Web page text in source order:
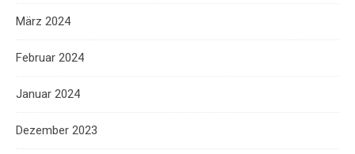
März 2024
Februar 2024
Januar 2024
Dezember 2023